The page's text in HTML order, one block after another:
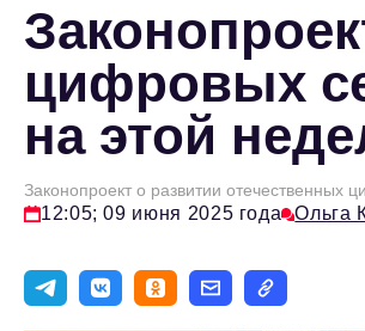
цифровых
на этой
Законопроект о развитии отечественных
12:05; 09 июня 2025 года Ольга